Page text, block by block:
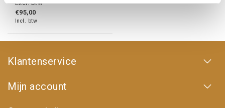
Excl. btw
€95,00
Incl. btw
Klantenservice
Mijn account